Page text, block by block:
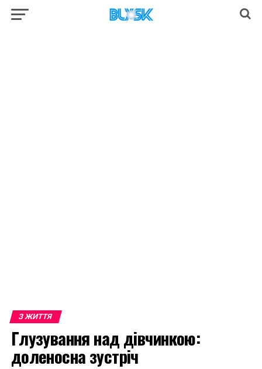
З ЖИТТЯ
Глузування над дівчинкою:
доленосна зустріч